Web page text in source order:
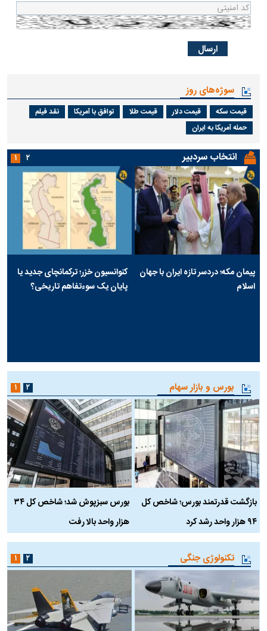
سوژه‌های روز
قیمت سکه قیمت دلار قیمت طلا توافق با آمریکا
نقد فیلم
حمله آمریکا به ایران
انتخاب سردبیر
پیمان مکه؛ دردسر تازه ایران با جهان
اسلام
کنوانسیون خزر؛ ترکمانچای جدید یا
پایان یک سوءتفاهم تاریخی؟
۱ ۲
بورس و بازار سهام
بازگشت قدرتمند بورس؛ شاخص کل
۹۴ هزار واحد رشد کرد
بورس سبزپوش شد؛ شاخص کل ۳۴
هزار واحد بالا رفت
۱ ۲
تکنولوژی جنگی ۱ ۲